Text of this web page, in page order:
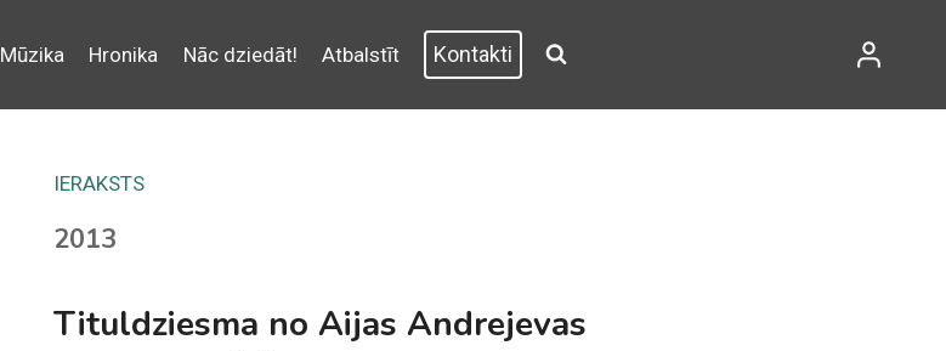
Mūzika Hronika Nāc dziedāt! Atbalstīt Kontakti
IERAKSTS
2013
Tituldziesma no Aijas Andrejevas